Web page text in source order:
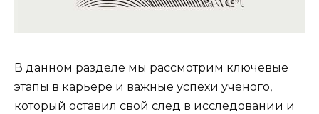
В данном разделе мы рассмотрим ключевые
этапы в карьере и важные успехи ученого,
который оставил свой след в исследовании и